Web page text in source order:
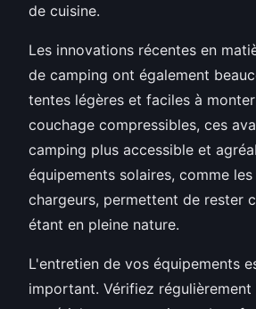
de cuisine.
Les innovations récentes en
de camping ont également
tentes légères et faciles à
couchage compressibles, ces
camping plus accessible et
équipements solaires, comme
chargeurs, permettent de rester
étant en pleine nature.
L'entretien de vos équipements
important. Vérifiez